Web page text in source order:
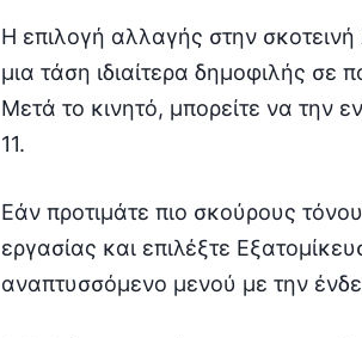
Η επιλογή αλλαγής στην σκοτεινή
μια τάση ιδιαίτερα δημοφιλής
Μετά το κινητό, μπορείτε να την
11.
Εάν προτιμάτε πιο σκούρους
εργασίας και επιλέξτε
αναπτυσσόμενο μενού με την